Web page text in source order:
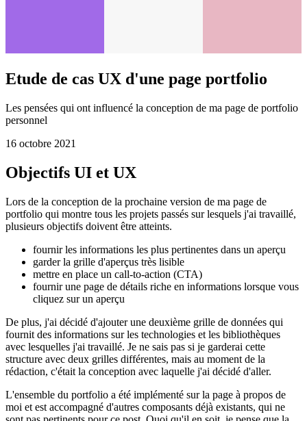
Etude de cas UX d'une page portfolio
Les pensées qui ont influencé la conception de ma page de portfolio
16 octobre 2021
Objectifs UI et UX
portfolio qui montre tous les projets passés sur lesquels j'ai travaillé,
plusieurs objectifs doivent être atteints.
fournir les informations les plus pertinentes dans un aperçu
garder la grille d'aperçus très lisible
fournir une page de détails riche en informations lorsque vous
cliquez sur un aperçu
De plus, j'ai décidé d'ajouter une deuxième grille de données qui
fournit des informations sur les technologies et les bibliothèques
structure avec deux grilles différentes, mais au moment de la
rédaction, c'était la conception avec laquelle j'ai décidé d'aller.